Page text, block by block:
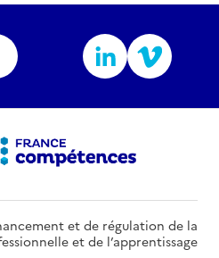
et de régulation de la
et de l’apprentissage